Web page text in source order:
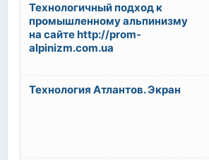
Технологичный подход к
промышленному альпинизму
на сайте http://prom-
alpinizm.com.ua
Технология Атлантов. Экран